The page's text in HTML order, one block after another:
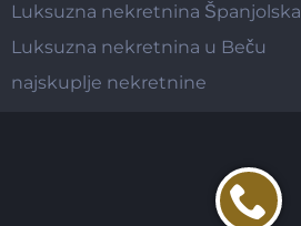
Luksuzna nekretnina Španjolska
Luksuzna nekretnina u Beču
najskuplje nekretnine